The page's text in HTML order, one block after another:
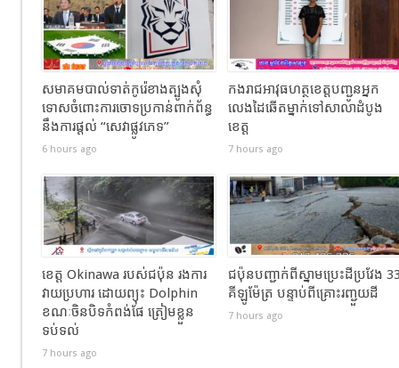
សមាគមបាល់ទាត់កូរ៉េខាងត្បូងសុំ
ទោសចំពោះការចោទប្រកាន់ពាក់ព័ន្ធ
នឹងការផ្តល់ “សេវាផ្លូវភេទ”
6 hours ago
កងរាជឣាវុធហត្ថខេត្តបញ្ជូនអ្នក
លេងដៃឆើតម្នាក់ទៅសាលាដំបូង
ខេត្ត
7 hours ago
ខេត្ត Okinawa របស់ជប៉ុន រងការ
វាយប្រហារ ដោយព្យុះ Dolphin
ខណៈចិនបិទកំពង់ផែ ត្រៀមខ្លួន
ទប់ទល់
7 hours ago
ជប៉ុនបញ្ជាក់ពីស្នាមប្រេះដីប្រវែង
គីឡូម៉ែត្រ បន្ទាប់ពីគ្រោះរញ្ជួយដី
7 hours ago